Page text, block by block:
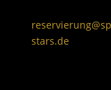
stars.de